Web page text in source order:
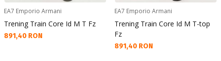
EA7 Emporio Armani
Trening Train Core Id M T Fz
Текуща цена:
891,40 RON
EA7 Emporio Armani
Trening Train Core Id M T-top
Fz
Текуща цена:
891,40 RON